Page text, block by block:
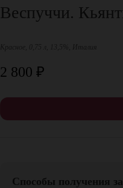
Веспуччи.
2 800 ₽
Способы получения